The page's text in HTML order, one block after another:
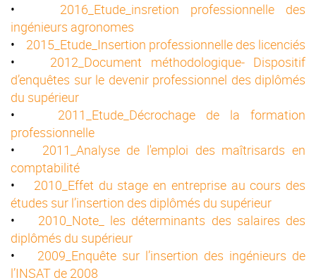
• 2016_Etude_insretion professionnelle des
ingénieurs agronomes
• 2015_Etude_Insertion professionnelle des licenciés
• 2012_Document méthodologique- Dispositif
d’enquêtes sur le devenir professionnel des diplômés
du supérieur
• 2011_Etude_Décrochage de la formation
professionnelle
• 2011_Analyse de l'emploi des maîtrisards en
comptabilité
•
2010_Effet du stage en entreprise au cours des
études sur l’insertion des diplômés du supérieur
• 2010_Note_ les déterminants des salaires des
diplômés du supérieur
• 2009_Enquête sur l’insertion des ingénieurs de
l’INSAT de 2008